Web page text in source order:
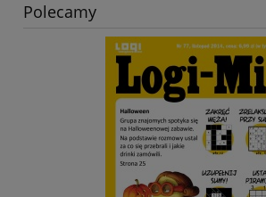
Polecamy